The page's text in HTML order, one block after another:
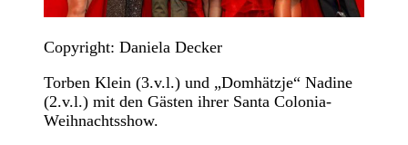
Copyright: Daniela Decker
Torben Klein (3.v.l.) und „Domhätzje“ Nadine
(2.v.l.) mit den Gästen ihrer Santa Colonia-
Weihnachtsshow.